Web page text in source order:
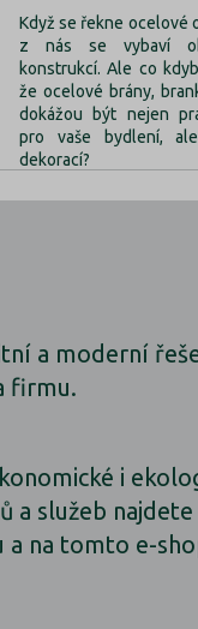
Když se řekne ocelové
z nás se vybaví
konstrukcí. Ale co
že ocelové brány,
dokážou být nejen
pro vaše bydlení,
dekorací?
a moderní
firmu.
i
služeb najdete
a na tomto e-